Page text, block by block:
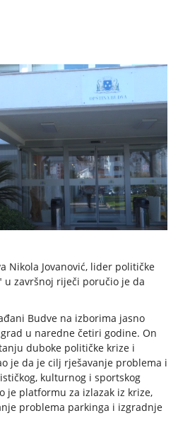
Nikola Jovanović, lider političke
završnoj riječi poručio je da
Budve na izborima jasno
u naredne četiri godine. On
duboke političke krize i
je da je cilj rješavanje problema i
kulturnog i sportskog
je platformu za izlazak iz krize,
problema parkinga i izgradnje